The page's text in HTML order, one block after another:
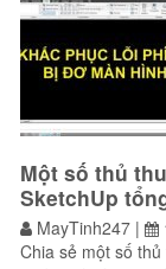
Một số thủ
SketchUp
MayTinh247 |
Chia sẻ một số